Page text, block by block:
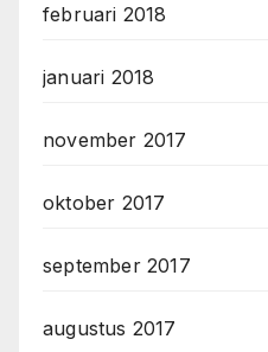
februari 2018
januari 2018
november 2017
oktober 2017
september 2017
augustus 2017